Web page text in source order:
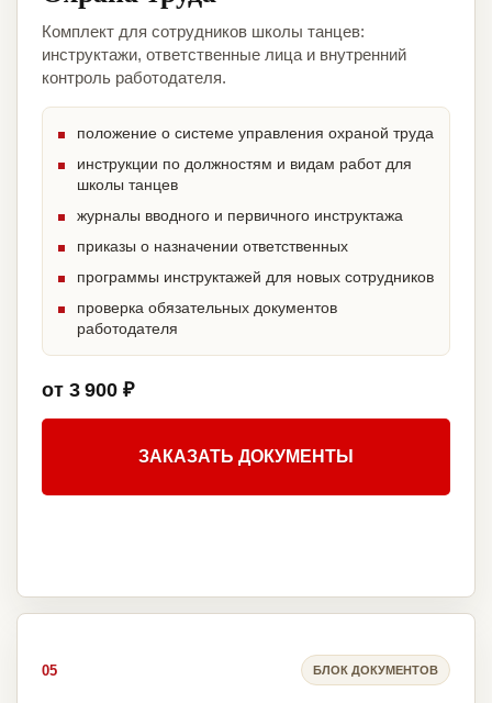
Комплект для сотрудников школы танцев:
инструктажи, ответственные лица и внутренний
контроль работодателя.
положение о системе управления охраной труда
инструкции по должностям и видам работ для
школы танцев
журналы вводного и первичного инструктажа
приказы о назначении ответственных
программы инструктажей для новых сотрудников
проверка обязательных документов
работодателя
от 3 900 ₽
ЗАКАЗАТЬ ДОКУМЕНТЫ
05 БЛОК ДОКУМЕНТОВ